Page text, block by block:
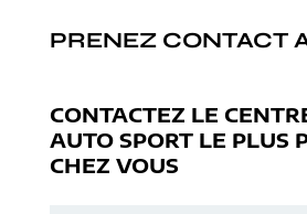
PRENEZ CONTACT
CONTACTEZ LE
AUTO SPORT LE PLUS
CHEZ VOUS